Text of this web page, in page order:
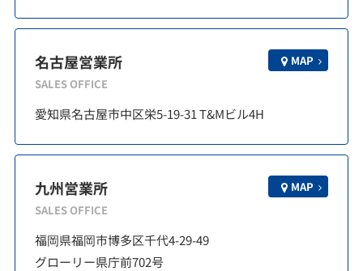
名古屋営業所
SALES OFFICE
MAP
愛知県名古屋市中区栄5-19-31 T&Mビル4H
九州営業所
SALES OFFICE
MAP
福岡県福岡市博多区千代4-29-49
グローリー県庁前702号